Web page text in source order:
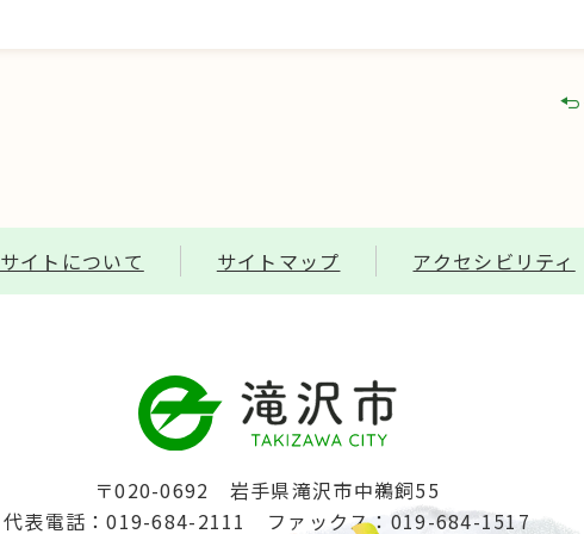
イトについて サイトマップ アクセシビリティ
〒020-0692 岩手県滝沢市中鵜飼55
代表電話：019-684-2111 ファックス：019-684-1517